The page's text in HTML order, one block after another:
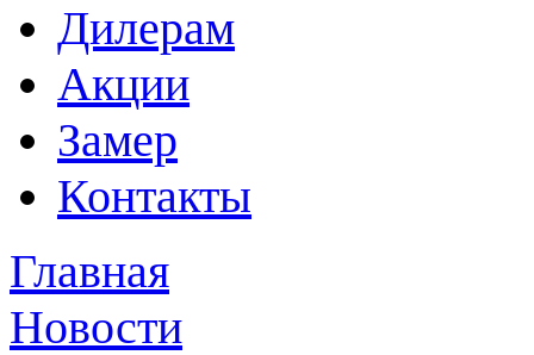
Дилерам
Акции
Замер
Контакты
Главная
Новости